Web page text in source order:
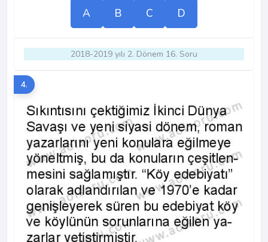
A B C D
2018-2019 yılı 2. Dönem 16. Soru
4.